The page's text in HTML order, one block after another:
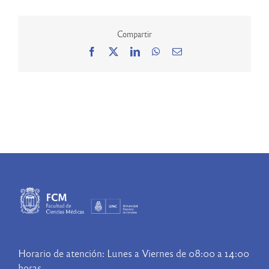
Compartir
Facebook LinkedInWhatsApp
Correo
Horario de atención: Lunes a Viernes de 08:00 a 14:00